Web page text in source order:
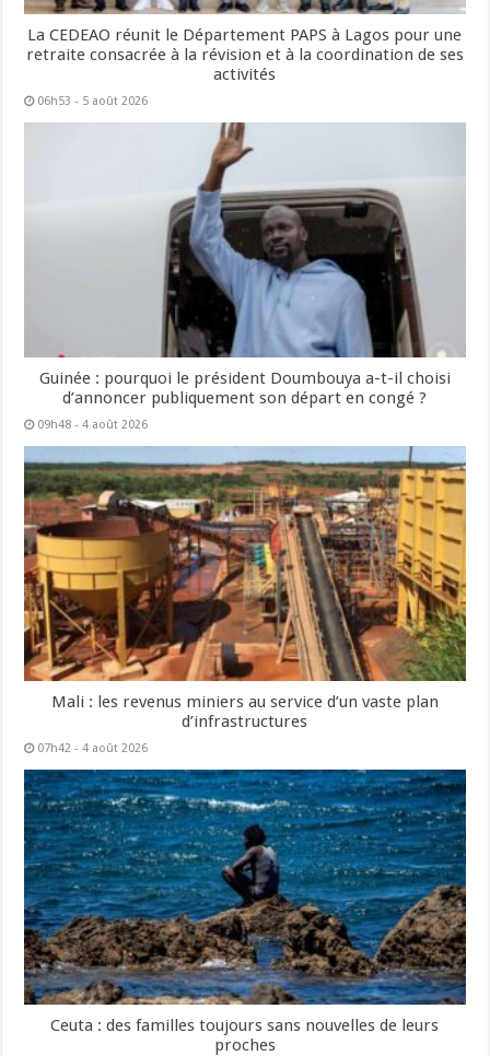
La CEDEAO réunit le Département PAPS à Lagos pour une
retraite consacrée à la révision et à la coordination de ses
activités
06h53 - 5 août 2026
Guinée : pourquoi le président Doumbouya a-t-il choisi
d’annoncer publiquement son départ en congé ?
09h48 - 4 août 2026
Mali : les revenus miniers au service d’un vaste plan
d’infrastructures
07h42 - 4 août 2026
Ceuta : des familles toujours sans nouvelles de leurs
proches